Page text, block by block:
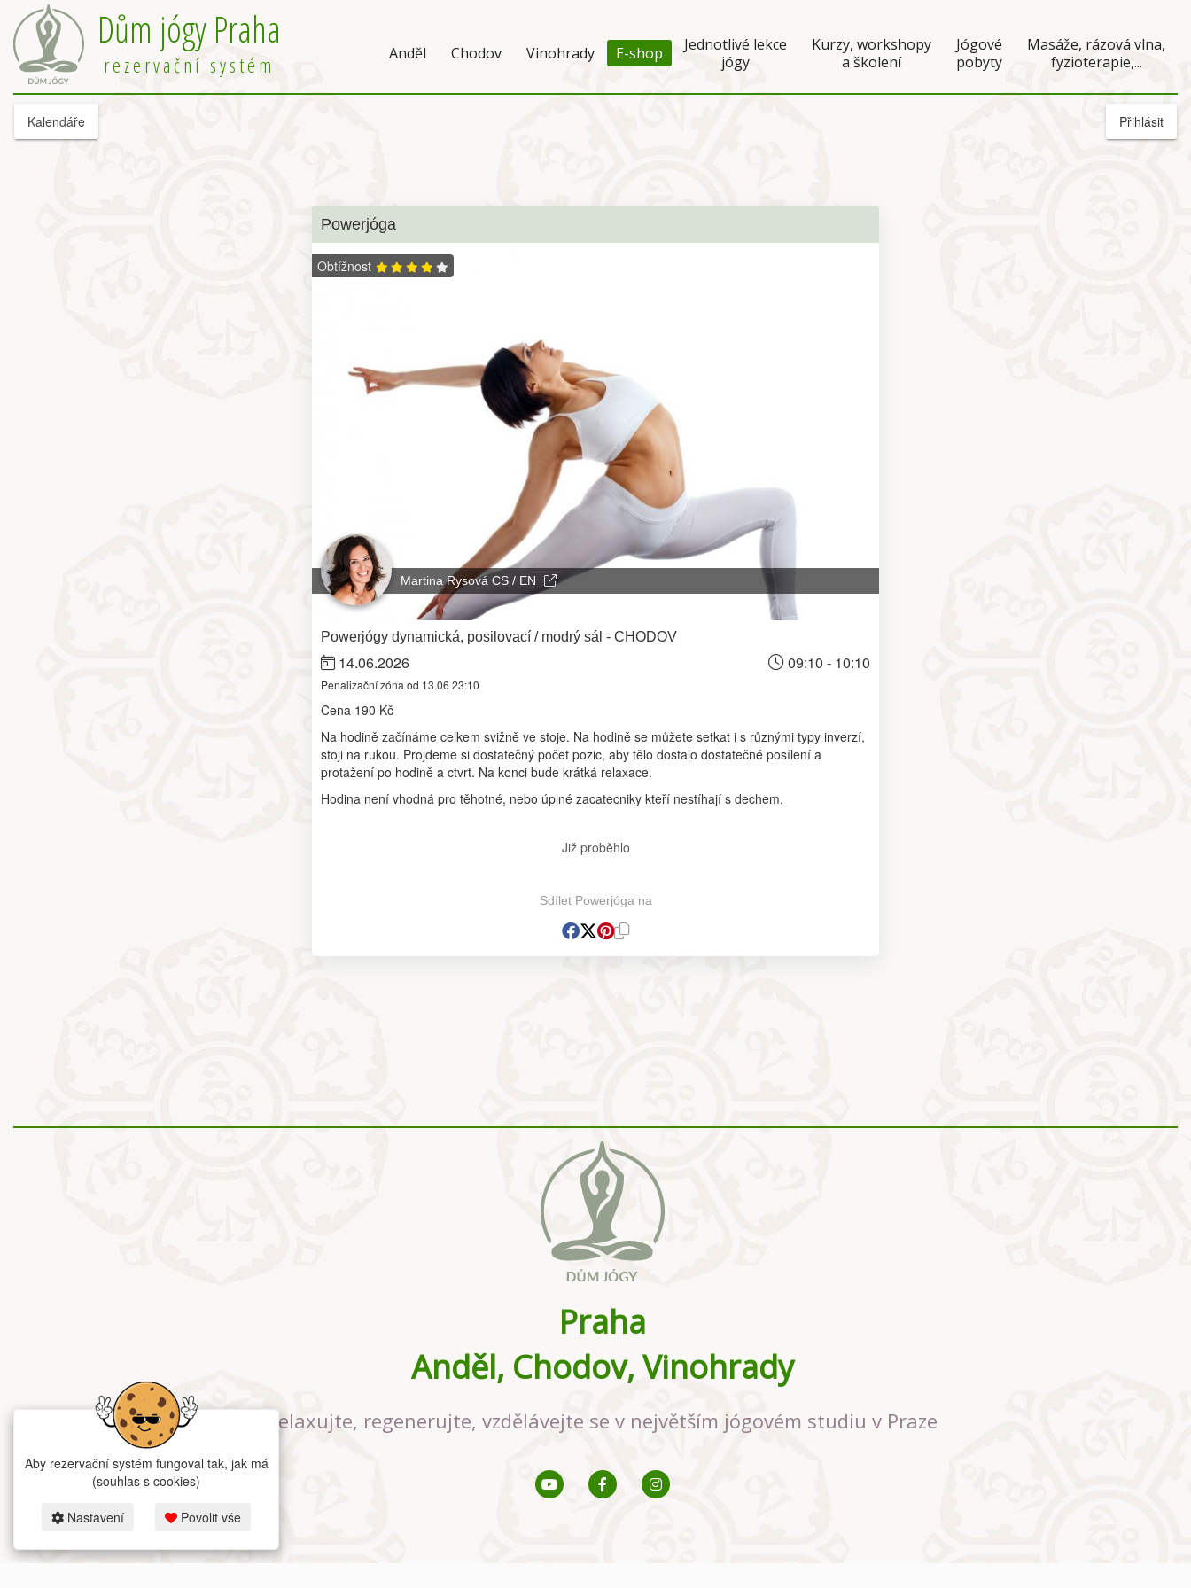
Dům jógy Praha
rezervační systém Anděl Chodov Vinohrady E-shop
Jednotlivé lekce
jógy
Kurzy, workshopy
a školení
Jógové
pobyty
Masáže, rázová vlna,
fyzioterapie,...
Kalendáře Přihlásit
Powerjóga
Obtížnost
Martina Rysová CS / EN
Powerjógy dynamická, posilovací / modrý sál - CHODOV
14.06.2026 09:10 - 10:10
Penalizační zóna od 13.06 23:10
Cena 190 Kč
Na hodině začínáme celkem svižně ve stoje. Na hodině se můžete setkat i s různými typy inverzí,
stoji na rukou. Projdeme si dostatečný počet pozic, aby tělo dostalo dostatečné posílení a
protažení po hodině a ctvrt. Na konci bude krátká relaxace.
Hodina není vhodná pro těhotné, nebo úplné zacatecniky kteří nestíhají s dechem.
Již proběhlo
Sdílet Powerjóga na
Praha
Anděl, Chodov, Vinohrady
Relaxujte, regenerujte, vzdělávejte se v největším jógovém studiu v Praze
Aby rezervační systém fungoval tak, jak má
(souhlas s cookies)
Nastavení Povolit vše